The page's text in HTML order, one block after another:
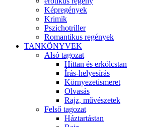
Képregények
Krimik
Pszichotriller
Romantikus regények
TANKÖNYVEK
Alsó tagozat
Hittan és erkölcstan
Írás-helyesírás
Környezetismeret
Olvasás
Rajz, művészetek
Felső tagozat
Háztartástan